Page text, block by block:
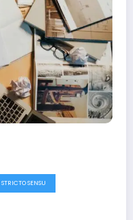
STRICTO SENSU